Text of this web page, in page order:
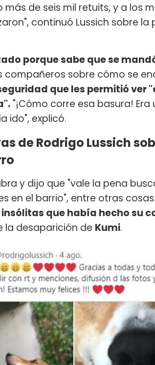
de seis mil retuits, y a los
continuó Lussich sobre la
porque sabe que se
compañeros sobre cómo se
que les permitió ver
"¡Cómo corre esa basura!
ido", explicó.
de Rodrigo Lussich
y dijo que "vale la pena
en el barrio", entre otras
que había hecho su
la desaparición de Kumi.